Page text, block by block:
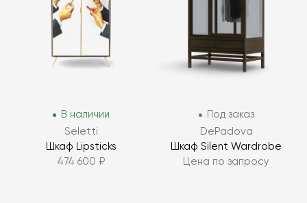
В наличии
Seletti
Шкаф Lipsticks
474 600 ₽
Под заказ
DePadova
Шкаф Silent Wardrobe
Цена по запросу